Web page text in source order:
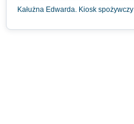
Kałużna Edwarda. Kiosk spożywczy